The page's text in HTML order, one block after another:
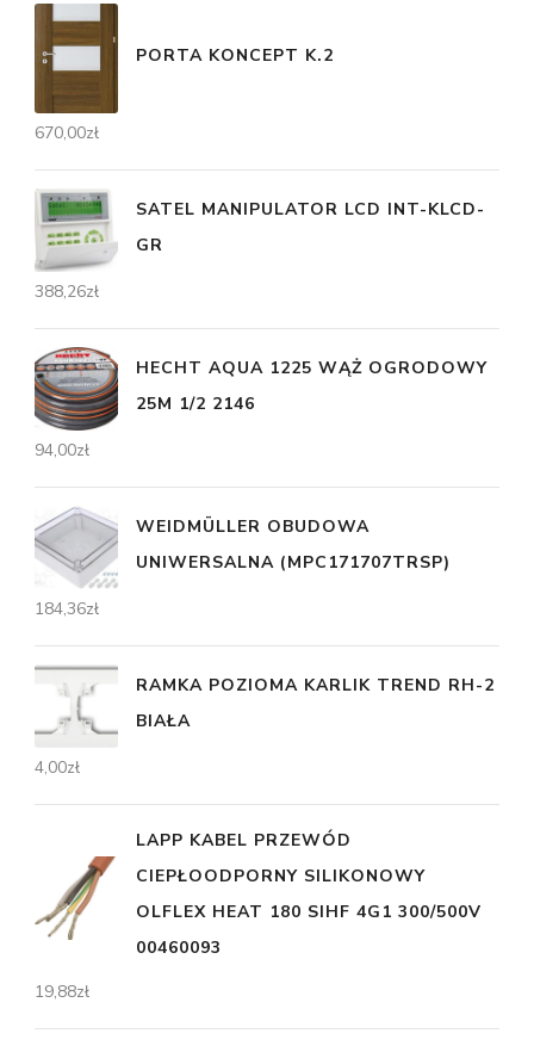
PORTA KONCEPT K.2
670,00zł
SATEL MANIPULATOR LCD INT-KLCD-
GR
388,26zł
HECHT AQUA 1225 WĄŻ OGRODOWY
25M 1/2 2146
94,00zł
WEIDMÜLLER OBUDOWA
UNIWERSALNA (MPC171707TRSP)
184,36zł
RAMKA POZIOMA KARLIK TREND RH-2
BIAŁA
4,00zł
LAPP KABEL PRZEWÓD
CIEPŁOODPORNY SILIKONOWY
OLFLEX HEAT 180 SIHF 4G1 300/500V
00460093
19,88zł